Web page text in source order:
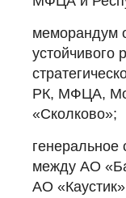
меморандум
устойчивого
РК, МФЦА,
«Сколково»;
генеральное
между АО
АО